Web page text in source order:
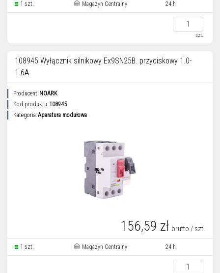
1 szt. Magazyn Centralny 24 h
szt.
108945 Wyłącznik silnikowy Ex9SN25B. przyciskowy 1.0-
1.6A
Producent: NOARK
Kod produktu: 108945
Kategoria:Aparatura modułowa
156,59 zł brutto / szt.
1 szt. Magazyn Centralny 24 h